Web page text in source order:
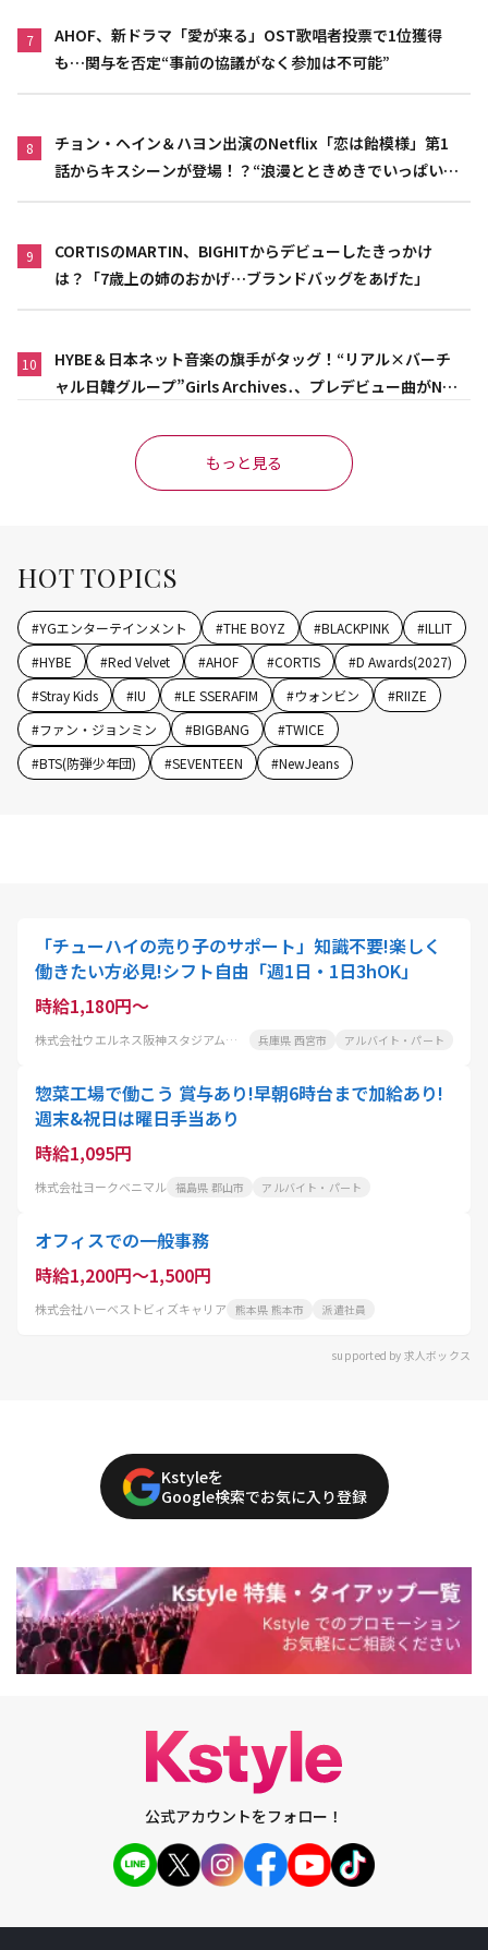
7
AHOF、新ドラマ「愛が来る」OST歌唱者投票で1位獲得
も…関与を否定“事前の協議がなく参加は不可能”
8
チョン・ヘイン＆ハヨン出演のNetflix「恋は飴模様」第1
話からキスシーンが登場！？“浪漫とときめきでいっぱいの
9
CORTISのMARTIN、BIGHITからデビューしたきっかけ
は？「7歳上の姉のおかげ…ブランドバッグをあげた」
10
HYBE＆日本ネット音楽の旗手がタッグ！“リアル×バーチ
ャル日韓グループ”Girls Archives․、プレデビュー曲がNet
もっと見る
HOT TOPICS
#YGエンターテインメント #THE BOYZ #BLACKPINK #ILLIT
#HYBE #Red Velvet #AHOF #CORTIS #D Awards(2027)
#Stray Kids #IU #LE SSERAFIM #ウォンビン #RIIZE
#ファン・ジョンミン #BIGBANG #TWICE
#BTS(防弾少年団) #SEVENTEEN #NewJeans
「チューハイの売り子のサポート」知識不要!楽しく
働きたい方必見!シフト自由「週1日・1日3hOK」
時給1,180円～
株式会社ウエルネス阪神スタジアム事業部フードサービス事業課 兵庫県 西宮市 アルバイト・パート
惣菜工場で働こう 賞与あり!早朝6時台まで加給あり!
週末&祝日は曜日手当あり
時給1,095円
株式会社ヨークベニマル 福島県 郡山市 アルバイト・パート
オフィスでの一般事務
時給1,200円～1,500円
株式会社ハーベストビィズキャリア 熊本県 熊本市 派遣社員
supported by 求人ボックス
Kstyleを
Google検索でお気に入り登録
公式アカウントをフォロー！